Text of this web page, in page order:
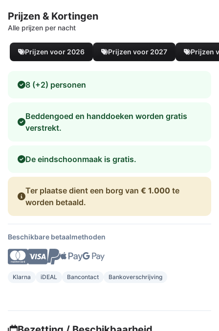
Prijzen & Kortingen
Alle prijzen per nacht
Prijzen voor 2026 Prijzen voor 2027 Prijzen
8 (+2) personen
Beddengoed en handdoeken worden gratis
verstrekt.
De eindschoonmaak is gratis.
Ter plaatse dient een borg van € 1.000 te
worden betaald.
Beschikbare betaalmethoden
Klarna iDEAL Bancontact Bankoverschrijving